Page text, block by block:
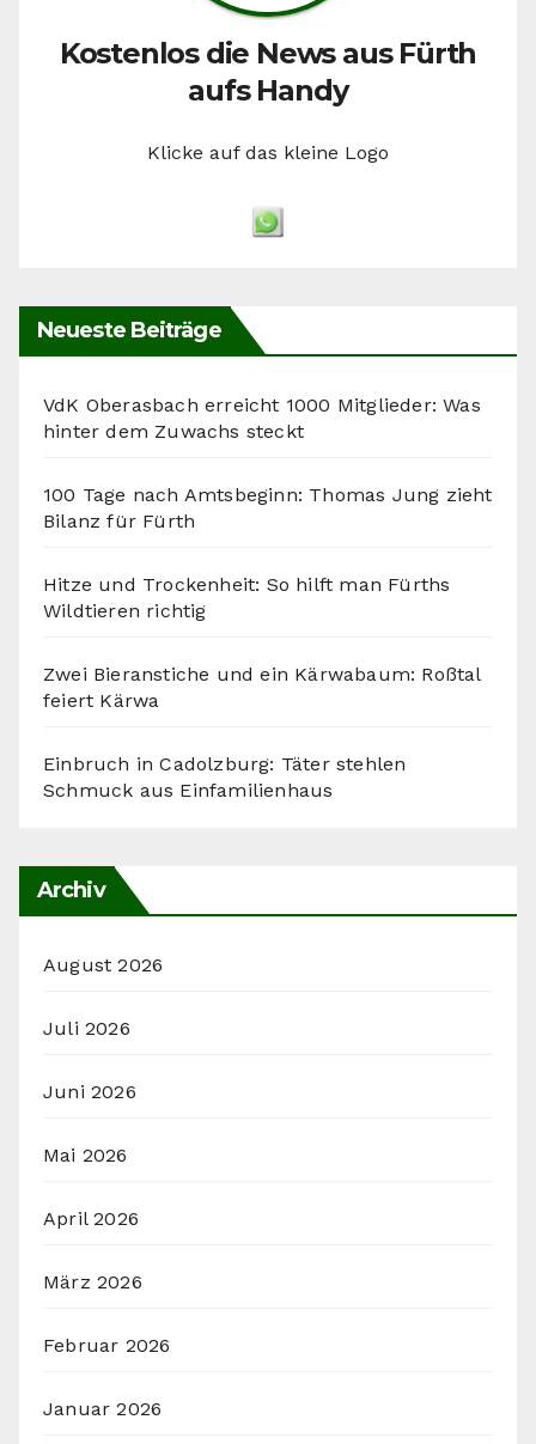
Kostenlos die News aus Fürth
aufs Handy
Klicke auf das kleine Logo
Neueste Beiträge
VdK Oberasbach erreicht 1000 Mitglieder: Was
hinter dem Zuwachs steckt
100 Tage nach Amtsbeginn: Thomas Jung zieht
Bilanz für Fürth
Hitze und Trockenheit: So hilft man Fürths
Wildtieren richtig
Zwei Bieranstiche und ein Kärwabaum: Roßtal
feiert Kärwa
Einbruch in Cadolzburg: Täter stehlen
Schmuck aus Einfamilienhaus
Archiv
August 2026
Juli 2026
Juni 2026
Mai 2026
April 2026
März 2026
Februar 2026
Januar 2026